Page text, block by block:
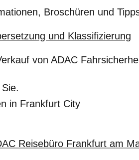
Broschüren und
und Klassifizierung
von ADAC
in Frankfurt City
Reisebüro Frankfurt am